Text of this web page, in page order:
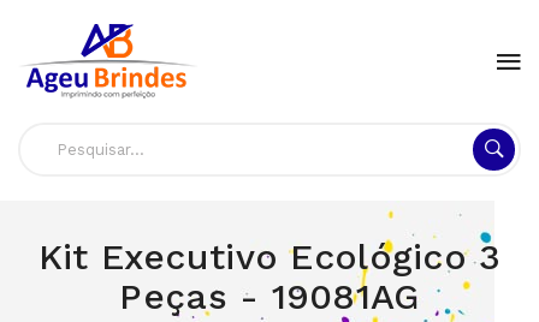
Kit Executivo Ecológico 3
Peças - 19081AG